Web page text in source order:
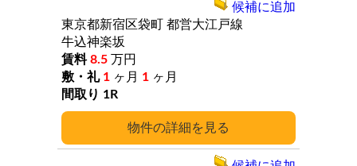
詳細
東京都新宿区袋町 都営大江戸線
牛込神楽坂
8.5 万円
1 ヶ月 1 ヶ月
1R
候補に追加